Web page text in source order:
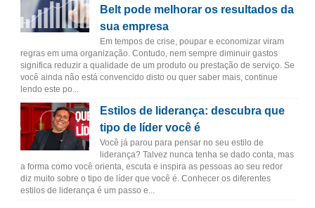
Belt pode melhorar os resultados da
sua empresa
Em tempos de crise, poupar e economizar viram
regras em uma organização. Contudo, nem sempre diminuir gastos
significa reduzir a qualidade de um produto ou prestação de serviço. Se
você ainda não está convencido disto ou quer saber mais, continue
lendo este po...
Estilos de liderança: descubra que
tipo de líder você é
Você já parou para pensar no seu estilo de
liderança? Talvez nunca tenha se dado conta, mas
a forma como você orienta, escuta e inspira as pessoas ao seu redor
diz muito sobre o tipo de líder que você é. Conhecer os diferentes
estilos de liderança é um passo e...